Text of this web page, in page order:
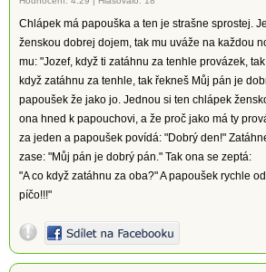
Chlápek má papouška a ten je strašne sprostej.
ženskou dobrej dojem, tak mu uváže na každou
mu: "Jozef, když ti zatáhnu za tenhle provázek,
když zatáhnu za tenhle, tak řekneš Můj pán je
papoušek že jako jo. Jednou si ten chlápek
ona hned k papouchovi, a že proč jako má ty
za jeden a papoušek povídá: "Dobrý den!"
zase: "Můj pán je dobrý pán." Tak ona se zeptá:
"A co když zatáhnu za oba?" A papoušek rychle
píčo!!!"